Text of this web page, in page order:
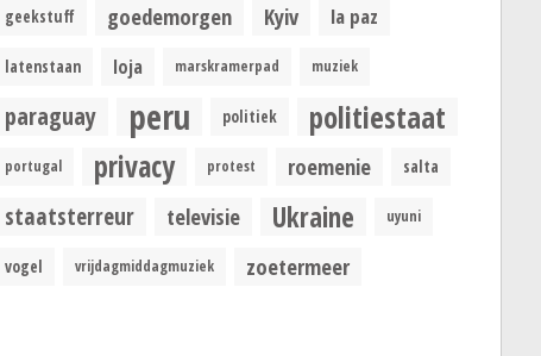
geekstuff goedemorgen Kyiv la paz
latenstaan loja marskramerpad muziek
paraguay peru politiek politiestaat
portugal privacy protest roemenie salta
staatsterreur televisie Ukraine uyuni
vogel vrijdagmiddagmuziek zoetermeer